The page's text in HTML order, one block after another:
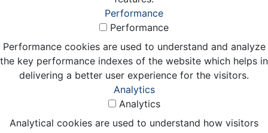
Performance
Performance
Performance cookies are used to understand and analyze
the key performance indexes of the website which helps in
delivering a better user experience for the visitors.
Analytics
Analytics
Analytical cookies are used to understand how visitors